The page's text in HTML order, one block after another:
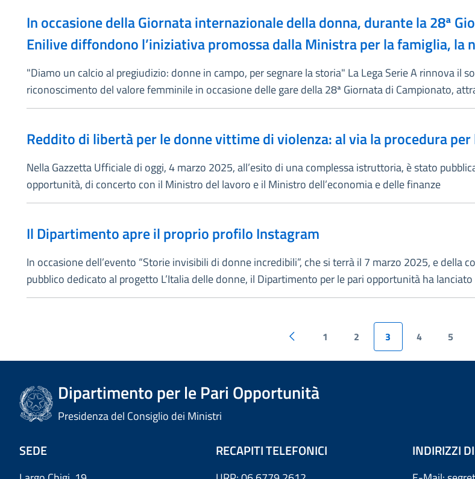
In occasione della Giornata internazionale della donna, durante la 28ª
Enilive diffondono l’iniziativa promossa dalla Ministra per la famiglia, la
"Diamo un calcio al pregiudizio: donne in campo, per segnare la storia" La Lega Serie A rinnova il
riconoscimento del valore femminile in occasione delle gare della 28ª Giornata di Campionato,
Reddito di libertà per le donne vittime di violenza: al via la procedura
Nella Gazzetta Ufficiale di oggi, 4 marzo 2025, all’esito di una complessa istruttoria, è stato
opportunità, di concerto con il Ministro del lavoro e il Ministro dell’economia e delle finanze
Il Dipartimento apre il proprio profilo Instagram
In occasione dell’evento “Storie invisibili di donne incredibili”, che si terrà il 7 marzo 2025, e
pubblico dedicato al progetto L’Italia delle donne, il Dipartimento per le pari opportunità ha
1 2 3 4 5
Dipartimento per le Pari Opportunità
Presidenza del Consiglio dei Ministri
SEDE RECAPITI TELEFONICI INDIRIZZI